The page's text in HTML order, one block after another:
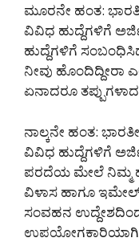
ಮೂರನೇ ಹಂತ:
ವಿವಿಧ ಹುದ್ದೆಗಳಿಗೆ
ಹುದ್ದೆಗಳಿಗೆ
ನೀವು ಹೊಂದಿದ್ದೀರಾ
ಏನಾದರೂ
ನಾಲ್ಕನೇ ಹಂತ:
ವಿವಿಧ ಹುದ್ದೆಗಳಿಗೆ
ಪರದೆಯ ಮೇಲೆ ನಿಮ್ಮ
ವಿಳಾಸ ಹಾಗೂ
ಸಂವಹನ